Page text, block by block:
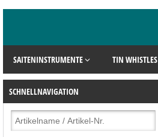
SAITENINSTRUMENTE TIN WHISTLES
SCHNELLNAVIGATION